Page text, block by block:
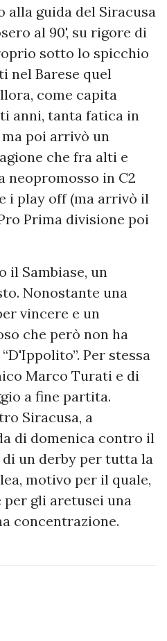
alla guida del Siracusa
al 90', su rigore di
sotto lo spicchio
nel Barese quel
come capita
anni, tanta fatica in
poi arrivò un
che fra alti e
neopromosso in C2
i play off (ma arrivò il
Prima divisione poi
il Sambiase, un
Nonostante una
vincere e un
che però non ha
Per stessa
Marco Turati e di
a fine partita.
Siracusa, a
di domenica contro il
di un derby per tutta la
motivo per il quale,
per gli aretusei una
concentrazione.